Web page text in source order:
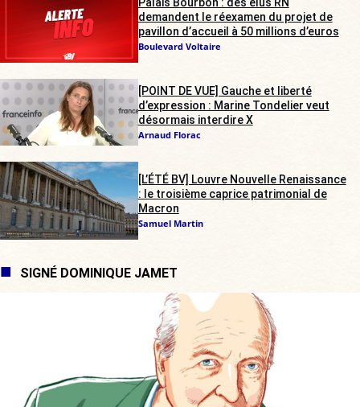
demandent le réexamen du projet de
pavillon d’accueil à 50 millions d’euros
Boulevard Voltaire
[POINT DE VUE] Gauche et liberté
d’expression : Marine Tondelier veut
désormais interdire X
Arnaud Florac
[L’ÉTÉ BV] Louvre Nouvelle Renaissance
: le troisième caprice patrimonial de
Macron
Samuel Martin
SIGNÉ DOMINIQUE JAMET